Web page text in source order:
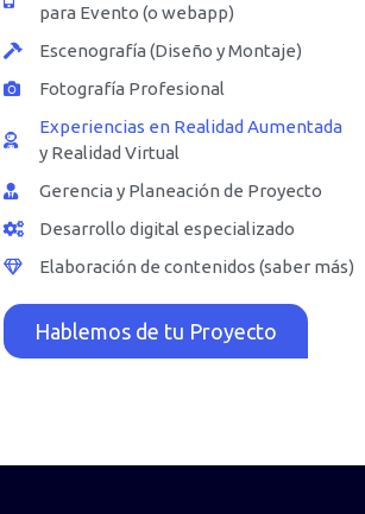
para Evento (o webapp)
Escenografía (Diseño y Montaje)
Fotografía Profesional
Experiencias en Realidad Aumentada
y Realidad Virtual
Gerencia y Planeación de Proyecto
Desarrollo digital especializado
Elaboración de contenidos (saber más)
Hablemos de tu Proyecto